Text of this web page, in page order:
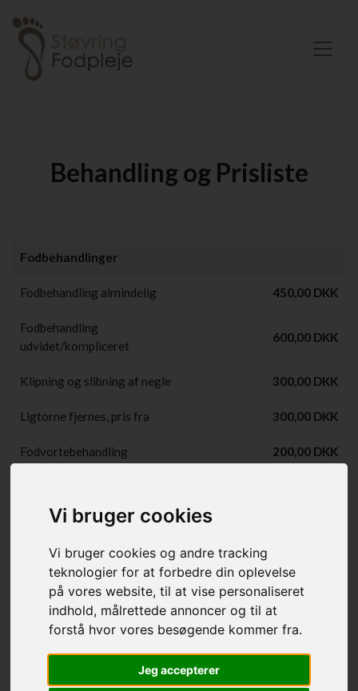
Vi bruger cookies
Vi bruger cookies og andre tracking
teknologier for at forbedre din oplevelse
på vores website, til at vise personaliseret
indhold, målrettede annoncer og til at
forstå hvor vores besøgende kommer fra.
Jeg accepterer
Behandling og Prisliste
Fodbehandlinger
Fodbehandling almindelig 450,00 DKK
Fodbehandling
udvidet/kompliceret
600,00 DKK
Klipning og slibning af negle 300,00 DKK
Ligtorne fjernes, pris fra 300,00 DKK
Fodvortebehandling 200,00 DKK
Bøjle - efterfølgende
Fodbehandling inkl. alm lak af
tånegle
550,00 DKK
Lakering af negle hænder